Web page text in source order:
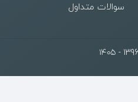
سوالات متداول